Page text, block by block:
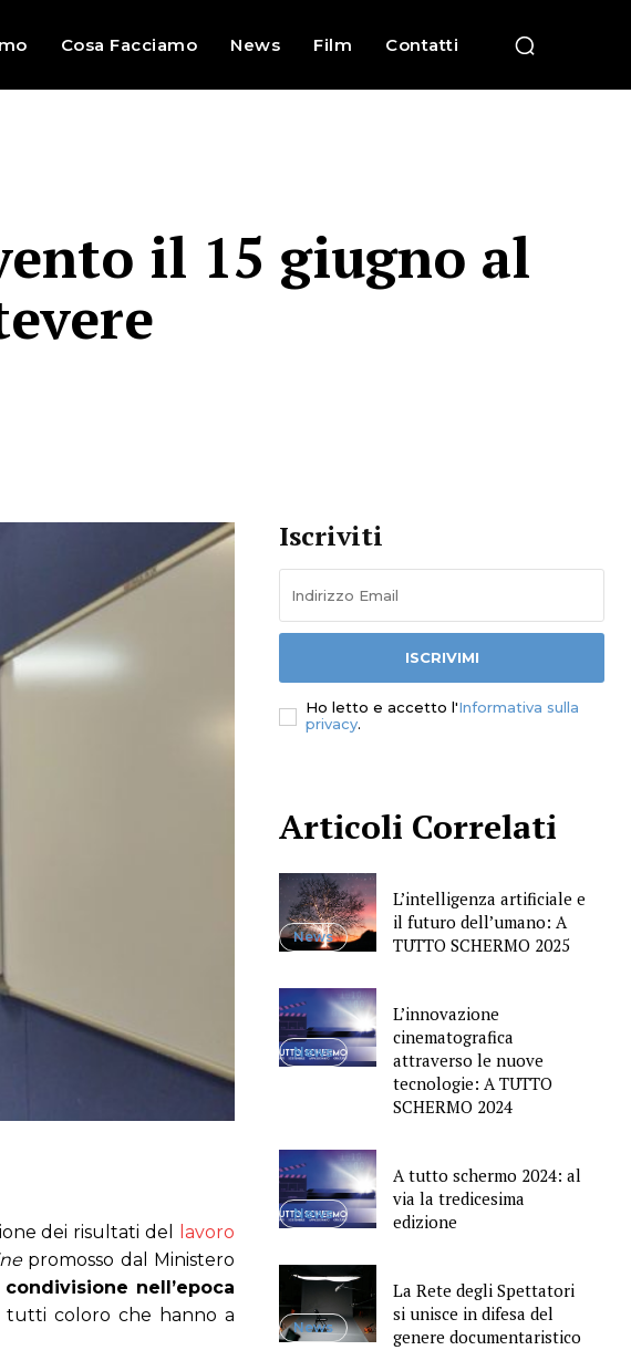
Cosa Facciamo News Film Contatti
il 15 giugno al
dei risultati del
lavoro
promosso dal Ministero
nell’epoca
tutti coloro che hanno a
Iscriviti
ISCRIVIMI
Ho letto e accetto l'Informativa sulla
privacy.
Articoli Correlati
News
L’intelligenza artificiale e
il futuro dell’umano: A
TUTTO SCHERMO 2025
News
L’innovazione
cinematografica
attraverso le nuove
tecnologie: A TUTTO
SCHERMO 2024
News
A tutto schermo 2024: al
via la tredicesima
edizione
News
La Rete degli Spettatori
si unisce in difesa del
genere documentaristico